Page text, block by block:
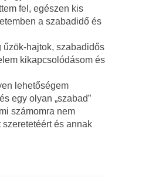
fel, egészen kis
a szabadidő és
űzök-hajtok, szabadidős
kikapcsolódásom és
lehetőségem
egy olyan „szabad”
számomra nem
és annak